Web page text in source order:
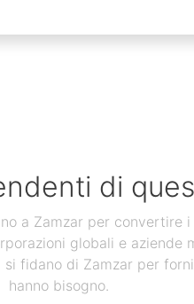
di
a Zamzar per convertire
globali e
fidano di Zamzar per
hanno bisogno.